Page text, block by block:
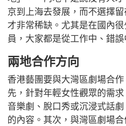
京到上海去發展，而不選擇
才非常稀缺。尤其是在國內
員，大家都是從工作中、錯誤
兩地合作方向
香港藝團要與大灣區劇場合
先，針對年輕女性觀眾的需
音樂劇、脫口秀或沉浸式話
的內容。其次，與灣區劇場